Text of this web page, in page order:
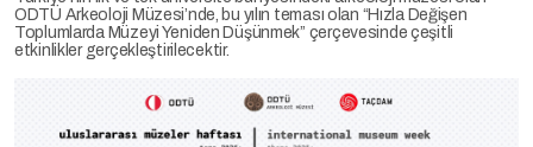
ODTÜ Arkeoloji Müzesi’nde, bu yılın teması olan “Hızla Değişen
Toplumlarda Müzeyi Yeniden Düşünmek” çerçevesinde çeşitli
etkinlikler gerçekleştirilecektir.